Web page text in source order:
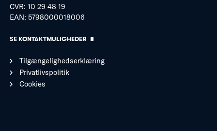
CVR: 10 29 48 19
EAN: 5798000018006
SE KONTAKTMULIGHEDER
Tilgængelighedserklæring
Privatlivspolitik
Cookies